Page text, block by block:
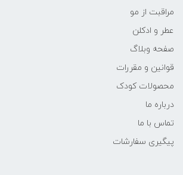
مراقبت از مو
عطر و ادکلن
صفحه وبلاگ
قوانین و مقررات
محصولات کودک
درباره ما
تماس با ما
پیگیری سفارشات